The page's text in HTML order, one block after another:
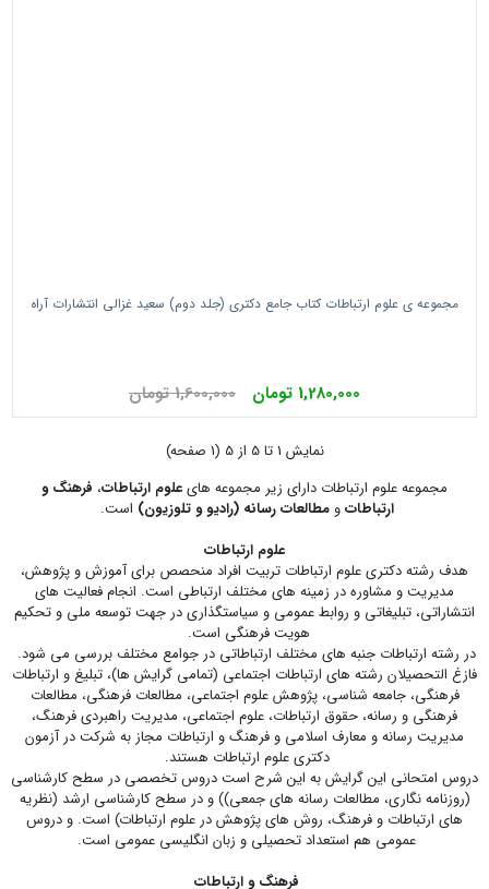
مجموعه ی علوم ارتباطات کتاب جامع دکتری (جلد دوم) سعید غزالی انتشارات آراه
1,280,000 تومان 1,600,000 تومان
نمايش 1 تا 5 از 5 (1 صفحه)
مجموعه علوم ارتباطات دارای زیر مجموعه هایعلوم ارتباطات، فرهنگ و
ارتباطاتومطالعات رسانه (رادیو و تلوزیون) است.
علوم ارتباطات
هدف رشته دکتری علوم ارتباطات تربیت افراد منحصص برای آموزش و پژوهش،
مدیریت و مشاوره در زمینه های مختلف ارتباطی است. انجام فعالیت های
انتشاراتی، تبلیغاتی و روابط عمومی و سیاستگذاری در جهت توسعه ملی و تحکیم
هویت فرهنگی است.
در رشته ارتباطات جنبه های مختلف ارتباطاتی در جوامع مختلف بررسی می شود.
فازغ التحصیلان رشته های ارتباطات اجتماعی (تمامی گرایش ها)، تبلیغ و ارتباطات
فرهنگی، جامعه شناسی، پژوهش علوم اجتماعی، مطالعات فرهنگی، مطالعات
فرهنگی و رسانه، حقوق ارتباطات، علوم اجتماعی، مدیریت راهبردی فرهنگ،
مدیریت رسانه و معارف اسلامی و فرهنگ و ارتباطات مجاز به شرکت در آزمون
دکتری علوم ارتباطات هستند.
دروس امتحانی این گرایش به این شرح است دروس تخصصی در سطح کارشناسی
(روزنامه نگاری، مطالعات رسانه های جمعی)) و در سطح کارشناسی ارشد (نظریه
های ارتباطات و فرهنگ، روش های پژوهش در علوم ارتباطات) است. و دروس
عمومی هم استعداد تحصیلی و زبان انگلیسی عمومی است.
فرهنگ و ارتباطات